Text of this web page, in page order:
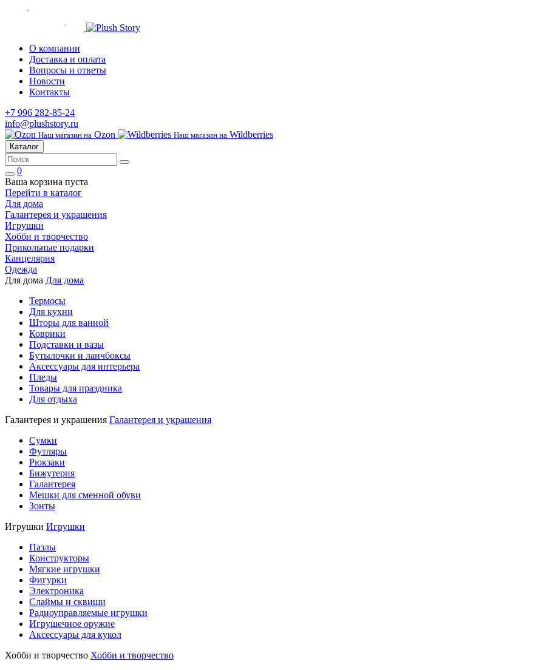
О компании
Доставка и оплата
Вопросы и ответы
Новости
Контакты
+7 996 282-85-24
info@plushstory.ru
Наш магазин на Ozon Наш магазин на Wildberries
Каталог
0
Ваша корзина пуста
Перейти в каталог
Для дома
Галантерея и украшения
Игрушки
Хобби и творчество
Прикольные подарки
Канцелярия
Одежда
Для дома Для дома
Термосы
Для кухни
Шторы для ванной
Коврики
Подставки и вазы
Бутылочки и ланчбоксы
Аксессуары для интерьера
Пледы
Товары для праздника
Для отдыха
Галантерея и украшения Галантерея и украшения
Сумки
Футляры
Рюкзаки
Бижутерия
Галантерея
Мешки для сменной обуви
Зонты
Игрушки Игрушки
Пазлы
Конструкторы
Мягкие игрушки
Фигурки
Электроника
Слаймы и сквиши
Радиоуправляемые игрушки
Игрушечное оружие
Аксессуары для кукол
Хобби и творчество Хобби и творчество